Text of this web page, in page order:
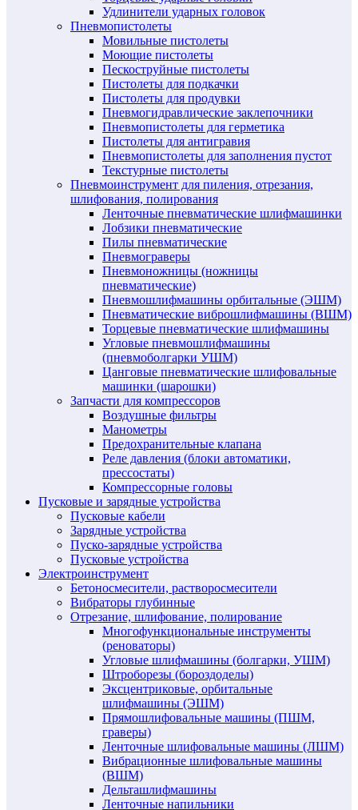
Удлинители ударных головок
Пневмопистолеты
Мовильные пистолеты
Моющие пистолеты
Пескоструйные пистолеты
Пистолеты для подкачки
Пистолеты для продувки
Пневмогидравлические заклепочники
Пневмопистолеты для герметика
Пистолеты для антигравия
Пневмопистолеты для заполнения пустот
Текстурные пистолеты
Пневмоинструмент для пиления, отрезания,
шлифования, полирования
Ленточные пневматические шлифмашинки
Лобзики пневматические
Пилы пневматические
Пневмограверы
Пневмоножницы (ножницы
пневматические)
Пневмошлифмашины орбитальные (ЭШМ)
Пневматические виброшлифмашины (ВШМ)
Торцевые пневматические шлифмашины
Угловые пневмошлифмашины
(пневмоболгарки УШМ)
Цанговые пневматические шлифовальные
машинки (шарошки)
Запчасти для компрессоров
Воздушные фильтры
Манометры
Предохранительные клапана
Реле давления (блоки автоматики,
прессостаты)
Компрессорные головы
Пусковые и зарядные устройства
Пусковые кабели
Зарядные устройства
Пуско-зарядные устройства
Пусковые устройства
Электроинструмент
Бетоносмесители, растворосмесители
Вибраторы глубинные
Отрезание, шлифование, полирование
Многофункциональные инструменты
(реноваторы)
Угловые шлифмашины (болгарки, УШМ)
Штроборезы (бороздоделы)
Эксцентриковые, орбитальные
шлифмашины (ЭШМ)
Прямошлифовальные машины (ПШМ,
граверы)
Ленточные шлифовальные машины (ЛШМ)
Вибрационные шлифовальные машины
(ВШМ)
Дельташлифмашины
Ленточные напильники